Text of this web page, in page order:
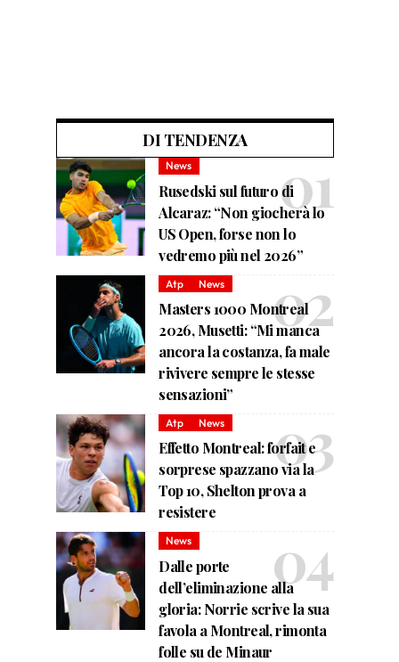
DI TENDENZA
News
Rusedski sul futuro di
Alcaraz: “Non giocherà lo
US Open, forse non lo
vedremo più nel 2026”
Atp News
Masters 1000 Montreal
2026, Musetti: “Mi manca
ancora la costanza, fa male
rivivere sempre le stesse
sensazioni”
Atp News
Effetto Montreal: forfait e
sorprese spazzano via la
Top 10, Shelton prova a
resistere
News
Dalle porte
dell’eliminazione alla
gloria: Norrie scrive la sua
favola a Montreal, rimonta
folle su de Minaur